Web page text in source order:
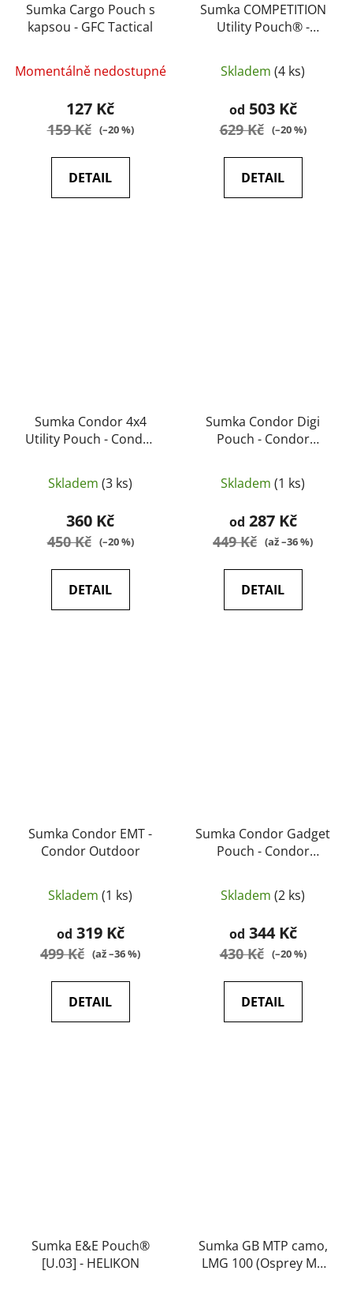
Sumka Cargo Pouch s
kapsou - GFC Tactical
Momentálně nedostupné
127 Kč
159 Kč (–20 %)
DETAIL
Sumka COMPETITION
Utility Pouch® -
Skladem (4 ks)
od 503 Kč
629 Kč (–20 %)
DETAIL
Sumka Condor 4x4
Utility Pouch - Condor
Skladem (3 ks)
360 Kč
450 Kč (–20 %)
DETAIL
Sumka Condor Digi
Pouch - Condor
Skladem (1 ks)
od 287 Kč
449 Kč (až –36 %)
DETAIL
Sumka Condor EMT -
Condor Outdoor
Skladem (1 ks)
od 319 Kč
499 Kč (až –36 %)
DETAIL
Sumka Condor Gadget
Pouch - Condor
Skladem (2 ks)
od 344 Kč
430 Kč (–20 %)
DETAIL
Sumka E&E Pouch®
[U.03] - HELIKON
Sumka GB MTP camo,
LMG 100 (Osprey MK